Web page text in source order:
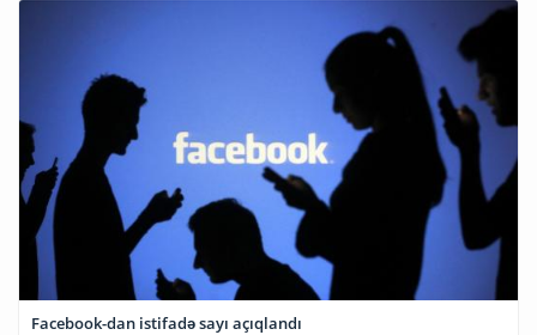
Facebook-dan istifadə sayı açıqlandı